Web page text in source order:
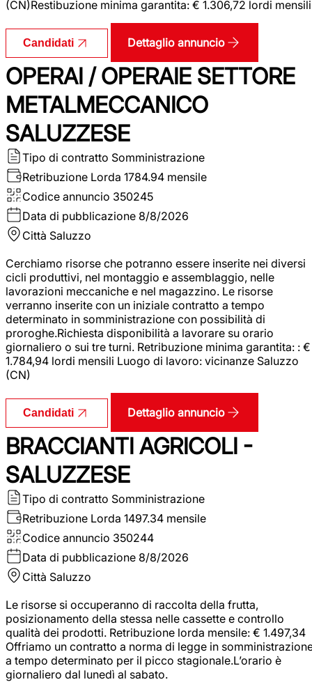
(CN)Restibuzione minima garantita: € 1.306,72 lordi mensili
Candidati Dettaglio annuncio
OPERAI / OPERAIE SETTORE
METALMECCANICO
SALUZZESE
Tipo di contratto Somministrazione
Retribuzione Lorda 1784.94 mensile
Codice annuncio 350245
Data di pubblicazione 8/8/2026
Città Saluzzo
Cerchiamo risorse che potranno essere inserite nei diversi
cicli produttivi, nel montaggio e assemblaggio, nelle
lavorazioni meccaniche e nel magazzino. Le risorse
verranno inserite con un iniziale contratto a tempo
determinato in somministrazione con possibilità di
proroghe.Richiesta disponibilità a lavorare su orario
giornaliero o sui tre turni. Retribuzione minima garantita: : €
1.784,94 lordi mensili Luogo di lavoro: vicinanze Saluzzo
(CN)
Candidati Dettaglio annuncio
BRACCIANTI AGRICOLI -
SALUZZESE
Tipo di contratto Somministrazione
Retribuzione Lorda 1497.34 mensile
Codice annuncio 350244
Data di pubblicazione 8/8/2026
Città Saluzzo
Le risorse si occuperanno di raccolta della frutta,
posizionamento della stessa nelle cassette e controllo
qualità dei prodotti. Retribuzione lorda mensile: € 1.497,34
Offriamo un contratto a norma di legge in
a tempo determinato per il picco stagionale.L’orario è
giornaliero dal lunedì al sabato.